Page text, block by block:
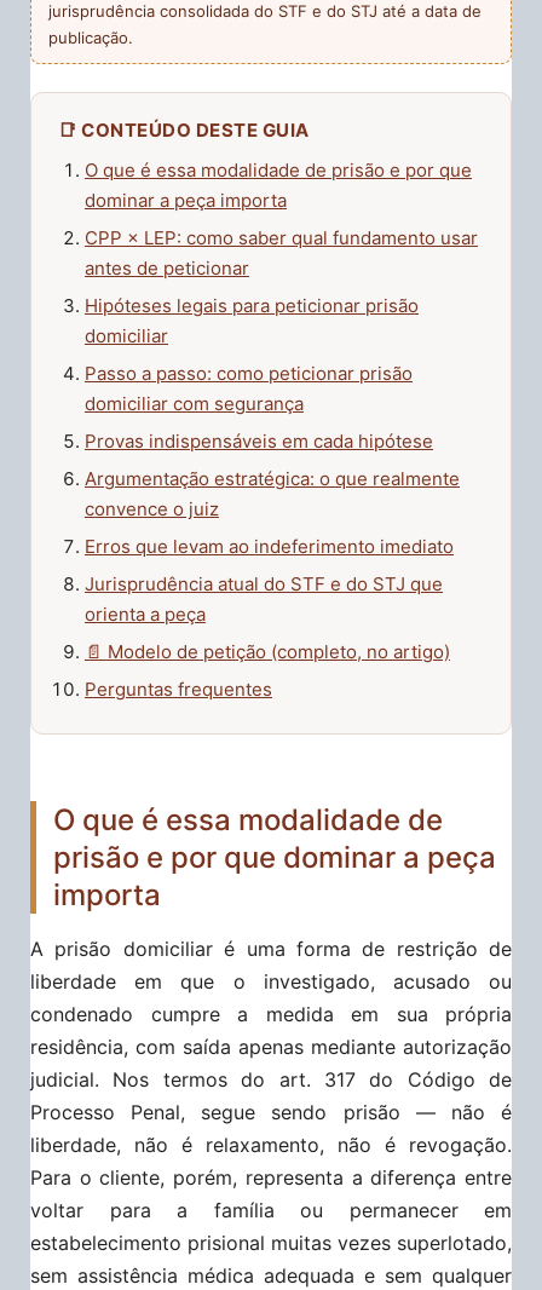
jurisprudência consolidada do STF e do STJ até a data de
publicação.
📑 CONTEÚDO DESTE GUIA
O que é essa modalidade de prisão e por que
dominar a peça importa
CPP × LEP: como saber qual fundamento usar
antes de peticionar
Hipóteses legais para peticionar prisão
domiciliar
Passo a passo: como peticionar prisão
domiciliar com segurança
Provas indispensáveis em cada hipótese
Argumentação estratégica: o que realmente
convence o juiz
Erros que levam ao indeferimento imediato
Jurisprudência atual do STF e do STJ que
orienta a peça
📄 Modelo de petição (completo, no artigo)
Perguntas frequentes
O que é essa modalidade de
prisão e por que dominar a peça
importa
A prisão domiciliar é uma forma de restrição de
liberdade em que o investigado, acusado ou
condenado cumpre a medida em sua própria
residência, com saída apenas mediante autorização
judicial. Nos termos do art. 317 do Código de
Processo Penal, segue sendo prisão — não é
liberdade, não é relaxamento, não é revogação.
Para o cliente, porém, representa a diferença entre
voltar para a família ou permanecer em
estabelecimento prisional muitas vezes superlotado,
sem assistência médica adequada e sem qualquer